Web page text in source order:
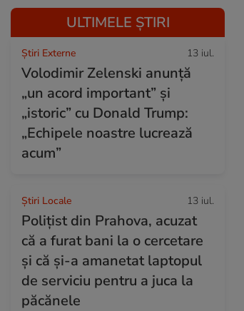
ULTIMELE ȘTIRI
Știri Externe 13 iul.
Volodimir Zelenski anunță
„un acord important” și
„istoric” cu Donald Trump:
„Echipele noastre lucrează
acum”
Știri Locale 13 iul.
Polițist din Prahova, acuzat
că a furat bani la o cercetare
și că și-a amanetat laptopul
de serviciu pentru a juca la
păcănele